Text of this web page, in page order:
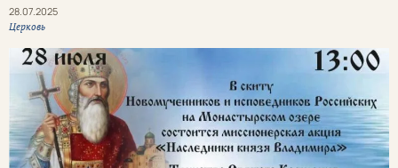
28.07.2025
Церковь